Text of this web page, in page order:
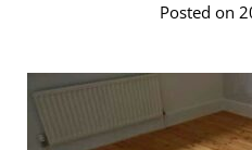
Posted on